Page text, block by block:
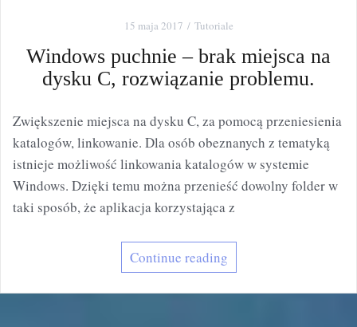
15 maja 2017 Tutoriale
Windows puchnie – brak miejsca na
dysku C, rozwiązanie problemu.
Zwiększenie miejsca na dysku C, za pomocą przeniesienia
katalogów, linkowanie. Dla osób obeznanych z tematyką
istnieje możliwość linkowania katalogów w systemie
Windows. Dzięki temu można przenieść dowolny folder w
taki sposób, że aplikacja korzystająca z
Continue reading